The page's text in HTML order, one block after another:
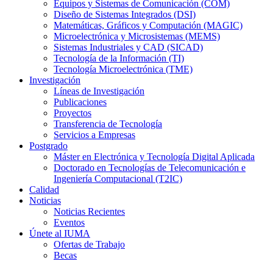
Equipos y Sistemas de Comunicación (COM)
Diseño de Sistemas Integrados (DSI)
Matemáticas, Gráficos y Computación (MAGIC)
Microelectrónica y Microsistemas (MEMS)
Sistemas Industriales y CAD (SICAD)
Tecnología de la Información (TI)
Tecnología Microelectrónica (TME)
Investigación
Líneas de Investigación
Publicaciones
Proyectos
Transferencia de Tecnología
Servicios a Empresas
Postgrado
Máster en Electrónica y Tecnología Digital Aplicada
Doctorado en Tecnologías de Telecomunicación e
Ingeniería Computacional (T2IC)
Calidad
Noticias
Noticias Recientes
Eventos
Únete al IUMA
Ofertas de Trabajo
Becas